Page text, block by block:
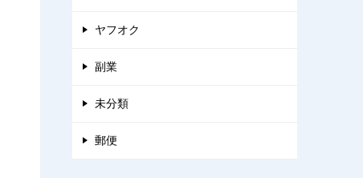
ヤフオク
副業
未分類
郵便